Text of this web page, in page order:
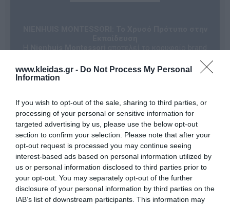
www.kleidas.gr - Do Not Process My Personal
Information
If you wish to opt-out of the sale, sharing to third parties, or
processing of your personal or sensitive information for
targeted advertising by us, please use the below opt-out
section to confirm your selection. Please note that after your
opt-out request is processed you may continue seeing
interest-based ads based on personal information utilized by
us or personal information disclosed to third parties prior to
your opt-out. You may separately opt-out of the further
disclosure of your personal information by third parties on the
IAB’s list of downstream participants. This information may
συγκεντρώνει τα κορυφαία εκπαιδευτικά σήματα
παγκοσμίως με επίκεντρο τη μάθηση μέσω του
καινοτόμοαυθεντικό υλικό Μοντεσσόρι , το οποίο
ακολουθεί πιστά τους μαθησιακούς στόχους διεθνών
προγραμμάτων σπουδών. Κάθε προϊόν είναι
προσανατολισμένο στις στοχευμένες ανάγκες
παιδιών και εκπαιδευτικών, διασφαλίζοντας την
υψηλότερη ποιότητα κατασκευής.
Σήμερα, η Nienhuis Montessori διατηρεί μια
στρατηγική συνεργασία με τηνAMI (Association
Montessori Internationale). Αυτή η διεθνής σύμπραξη
αποσκοπεί στη δημιουργία νέων ευκαιριών για παιδιά
από όλους τους πολιτισμούς και τα